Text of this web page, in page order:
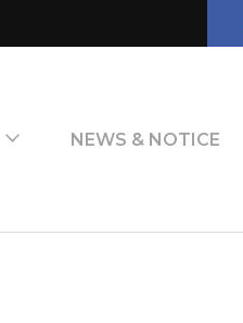
NEWS & NOTICE